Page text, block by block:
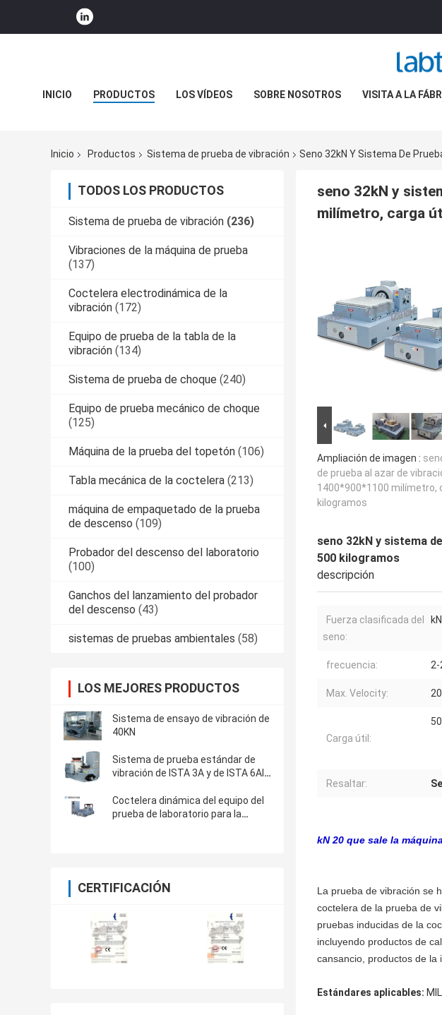
INICIO PRODUCTOS LOS VÍDEOS SOBRE NOSOTROS VISITA A LA
Inicio Productos Sistema de prueba de vibración Seno 32kN Y Sistema De
TODOS LOS PRODUCTOS
Sistema de prueba de vibración (236)
Vibraciones de la máquina de prueba
(137)
Coctelera electrodinámica de la
vibración (172)
Equipo de prueba de la tabla de la
vibración (134)
Sistema de prueba de choque (240)
Equipo de prueba mecánico de choque
(125)
Máquina de la prueba del topetón (106)
Tabla mecánica de la coctelera (213)
máquina de empaquetado de la prueba
de descenso (109)
Probador del descenso del laboratorio
(100)
Ganchos del lanzamiento del probador
del descenso (43)
sistemas de pruebas ambientales (58)
LOS MEJORES PRODUCTOS
Sistema de ensayo de vibración de
40KN
Sistema de prueba estándar de
vibración de ISTA 3A y de ISTA 6Al
Coctelera dinámica del equipo del
prueba de laboratorio para la
CERTIFICACIÓN
seno 32kN y
milímetro, carga
Ampliación de imagen :
de prueba al azar de
1400*900*1100 milímetro,
kilogramos
seno 32kN y sistema
500 kilogramos
descripción
Fuerza clasificada del
seno:
frecuencia: 2-
Max. Velocity:
Carga útil:
Resaltar:
kN 20 que sale la
La prueba de vibración se
coctelera de la prueba de
pruebas inducidas de la
incluyendo productos de
cansancio, productos de la
Estándares aplicables: